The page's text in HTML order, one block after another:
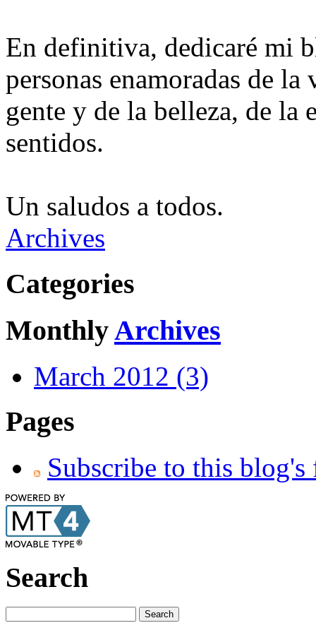
En definitiva, dedicaré mi
personas enamoradas de
gente y de la belleza, de la
sentidos.
Un saludos a todos.
Archives
Categories
MonthlyArchives
March 2012 (3)
Pages
Subscribe to this blog's
Search